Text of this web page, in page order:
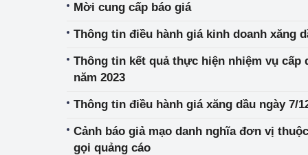
Phát triển năng
Mời cung cấp báo giá
Thông tin điều hành giá kinh doanh xăng
Thông tin kết quả thực hiện nhiệm vụ cấp
năm 2023
Thông tin điều hành giá xăng dầu ngày 7/
Cảnh báo giả mạo danh nghĩa đơn vị
gọi quảng cáo